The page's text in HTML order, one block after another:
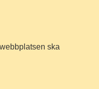
ska